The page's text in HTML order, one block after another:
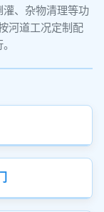
、杂物清理等功
河道工况定制配